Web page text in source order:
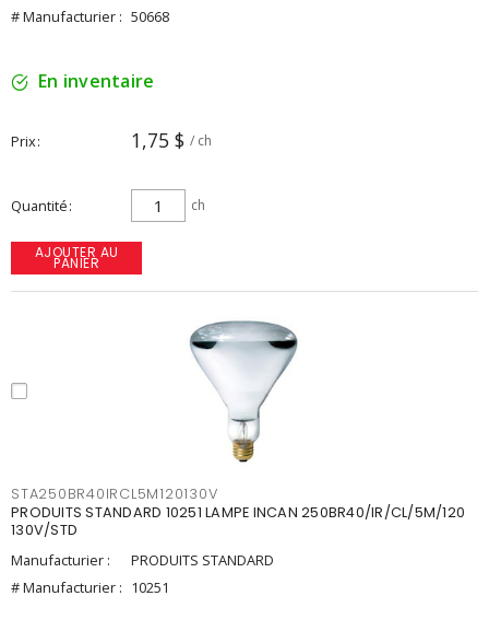
# Manufacturier : 50668
En inventaire
Prix 1,75 $ / ch
Quantité ch
AJOUTER AU
PANIER
STA250BR40IRCL5M120130V
PRODUITS STANDARD 10251 LAMPE INCAN 250BR40/IR/CL/5M/120
130V/STD
Manufacturier :
PRODUITS STANDARD
# Manufacturier : 10251